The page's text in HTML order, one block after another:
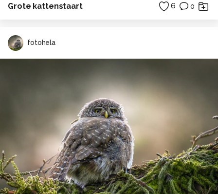
Grote kattenstaart 6 0
fotohela